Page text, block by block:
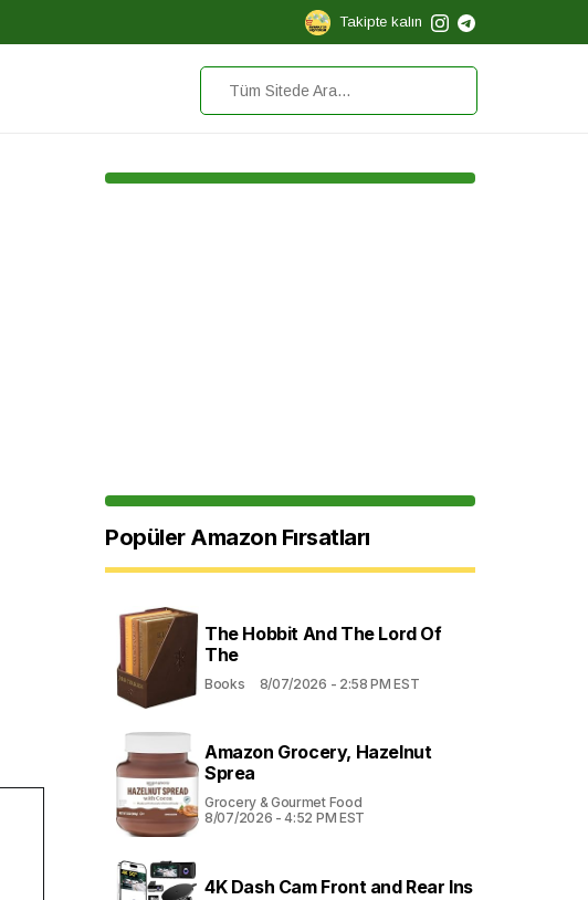
Takipte kalın
Popüler Amazon Fırsatları
The Hobbit And The Lord Of
The
Books 8/07/2026 - 2:58 PM EST
Amazon Grocery, Hazelnut
Sprea
Grocery & Gourmet Food
8/07/2026 - 4:52 PM EST
4K Dash Cam Front and Rear Ins